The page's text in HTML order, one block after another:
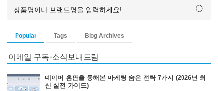
Popular Tags Blog Archives
이메일 구독-소식보내드림
네이버 홈판을 통해본 마케팅 숨은 전략 7가지 (2026년 최
신 실전 가이드)